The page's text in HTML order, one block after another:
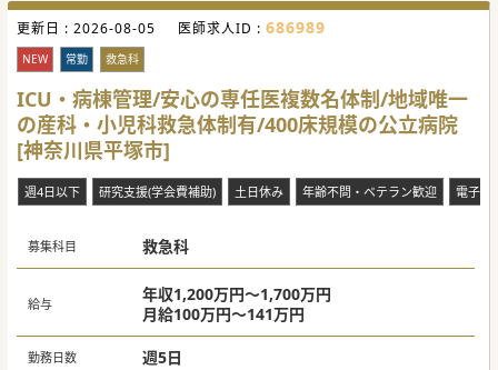
更新日 : 2026-08-05 医師求人ID : 686989
NEW 常勤 救急科
ICU・病棟管理/安心の専任医複数名体制/地域唯一
の産科・小児科救急体制有/400床規模の公立病院
[神奈川県平塚市]
週4日以下 研究支援(学会費補助) 土日休み 年齢不問・ベテラン歓迎 電子カ
募集科目 救急科
給与
年収1,200万円～1,700万円
月給100万円～141万円
勤務日数 週5日